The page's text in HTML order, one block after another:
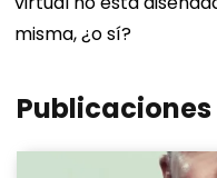
misma, ¿o sí?